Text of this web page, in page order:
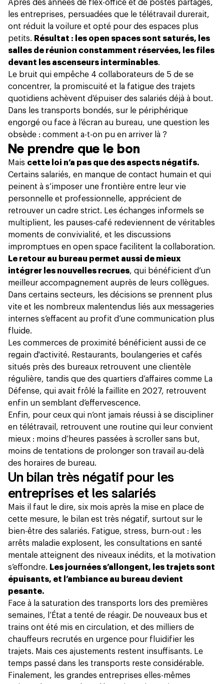
Après des années de flex-office et de postes partagés,
les entreprises, persuadées que le télétravail durerait,
ont réduit la voilure et opté pour des espaces plus
petits. Résultat : les open spaces sont saturés, les
salles de réunion constamment réservées, les files
devant les ascenseurs interminables.
Le bruit qui empêche 4 collaborateurs de 5 de se
concentrer, la promiscuité et la fatigue des trajets
quotidiens achèvent d’épuiser des salariés déjà à bout.
Dans les transports bondés, sur le périphérique
engorgé ou face à l’écran au bureau, une question les
obsède : comment a-t-on pu en arriver là ?
Ne prendre que le bon
Mais cette loi n’a pas que des aspects négatifs.
Certains salariés, en manque de contact humain et qui
peinent à s’imposer une frontière entre leur vie
personnelle et professionnelle, apprécient de
retrouver un cadre strict. Les échanges informels se
multiplient, les pauses-café redeviennent de véritables
moments de convivialité, et les discussions
impromptues en open space facilitent la collaboration.
Le retour au bureau permet aussi de mieux
intégrer les nouvelles recrues, qui bénéficient d’un
meilleur accompagnement auprès de leurs collègues.
Dans certains secteurs, les décisions se prennent plus
vite et les nombreux malentendus liés aux messageries
internes s’effacent au profit d’une communication plus
fluide.
Les commerces de proximité bénéficient aussi de ce
regain d'activité. Restaurants, boulangeries et cafés
situés près des bureaux retrouvent une clientèle
régulière, tandis que des quartiers d’affaires comme La
Défense, qui avait frôlé la faillite en 2027, retrouvent
enfin un semblant d’effervescence.
Enfin, pour ceux qui n’ont jamais réussi à se discipliner
en télétravail, retrouvent une routine qui leur convient
mieux : moins d’heures passées à scroller sans but,
moins de tentations de prolonger son travail au-delà
des horaires de bureau.
Un bilan très négatif pour les
entreprises et les salariés
Mais il faut le dire, six mois après la mise en place de
cette mesure, le bilan est très négatif, surtout sur le
bien-être des salariés. Fatigue, stress, burn-out : les
arrêts maladie explosent, les consultations en santé
mentale atteignent des niveaux inédits, et la motivation
s’effondre. Les journées s’allongent, les trajets sont
épuisants, et l’ambiance au bureau devient
pesante.
Face à la saturation des transports lors des premières
semaines, l’État a tenté de réagir. De nouveaux bus et
trains ont été mis en circulation, et des milliers de
chauffeurs recrutés en urgence pour fluidifier les
trajets. Mais ces ajustements restent insuffisants. Le
temps passé dans les transports reste considérable.
Finalement, les grandes entreprises elles-mêmes